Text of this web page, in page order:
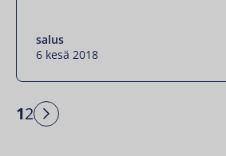
salus
6 kesä 2018
12 Next